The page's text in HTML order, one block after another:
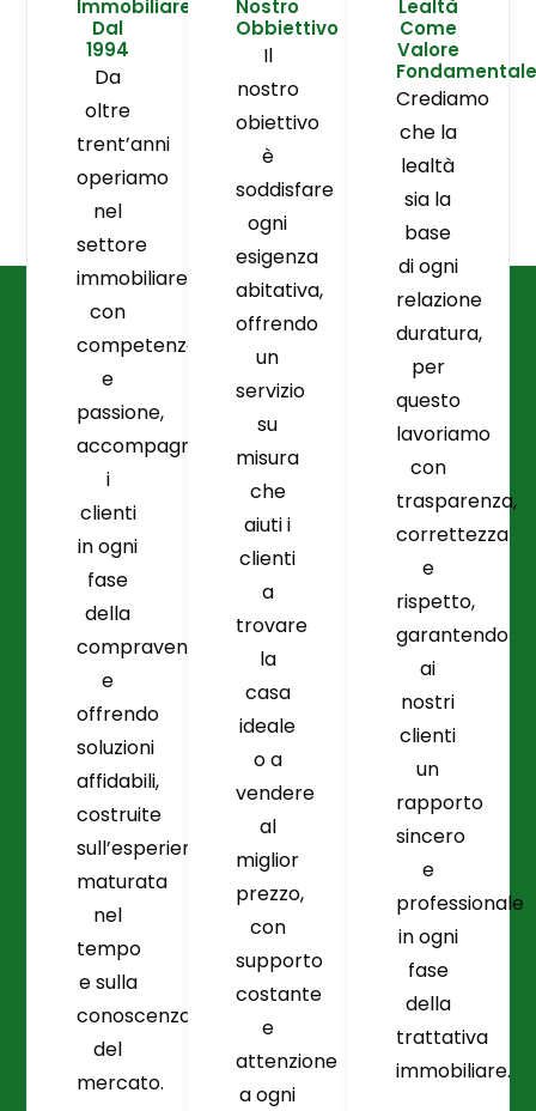
Immobiliare
Dal
1994
Da
oltre
trent’anni
operiamo
nel
settore
immobiliare
con
competenza
e
passione,
accompagnando
i
clienti
in ogni
fase
della
compravendita
e
offrendo
soluzioni
affidabili,
costruite
sull’esperienza
maturata
nel
tempo
e sulla
conoscenza
del
mercato.
Nostro
Obbiettivo
Il
nostro
obiettivo
è
soddisfare
ogni
esigenza
abitativa,
offrendo
un
servizio
su
misura
che
aiuti i
clienti
a
trovare
la
casa
ideale
o a
vendere
al
miglior
prezzo,
con
supporto
costante
e
attenzione
a ogni
Lealtà
Come
Valore
Fondamentale
Crediamo
che la
lealtà
sia la
base
di ogni
relazione
duratura,
per
questo
lavoriamo
con
trasparenza,
correttezza
e
rispetto,
garantendo
ai
nostri
clienti
un
rapporto
sincero
e
professionale
in ogni
fase
della
trattativa
immobiliare.